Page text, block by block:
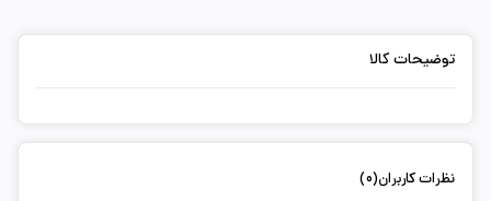
توضیحات کالا
نظرات کاربران(0)